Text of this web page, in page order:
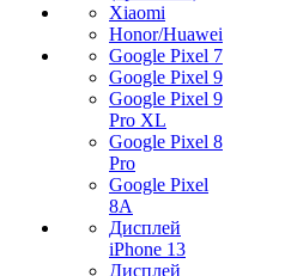
Xiaomi
Honor/Huawei
Google Pixel 7
Google Pixel 9
Google Pixel 9
Pro XL
Google Pixel 8
Pro
Google Pixel
8A
Дисплей
iPhone 13
Дисплей